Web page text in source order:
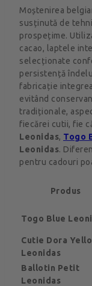
Moștenirea
susținută de
prospețime.
cacao, laptele
selecționate
persistență
fabricație
evitând
tradiționale,
fiecărei cutii, fie
Leonidas, Togo
Leonidas.
pentru cadouri
Produs
Togo Blue
Cutie Dora
Leonidas
Ballotin Petit
Leonidas